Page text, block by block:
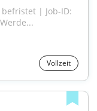
| Job-ID:
Vollzeit